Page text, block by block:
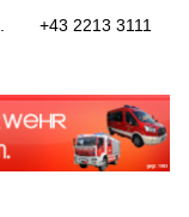
+43 2213 3111